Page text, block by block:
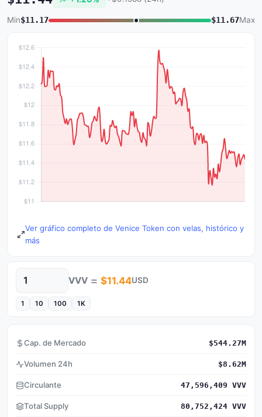
Min$11.17 $11.67Max
Ver gráfico completo de Venice Token con velas, histórico y
más
Cantidad VVV = $11.44USD
1 10 100 1K
Cap. de Mercado $544.27M
Volumen 24h $8.62M
Circulante 47,596,409 VVV
Total Supply 80,752,424 VVV